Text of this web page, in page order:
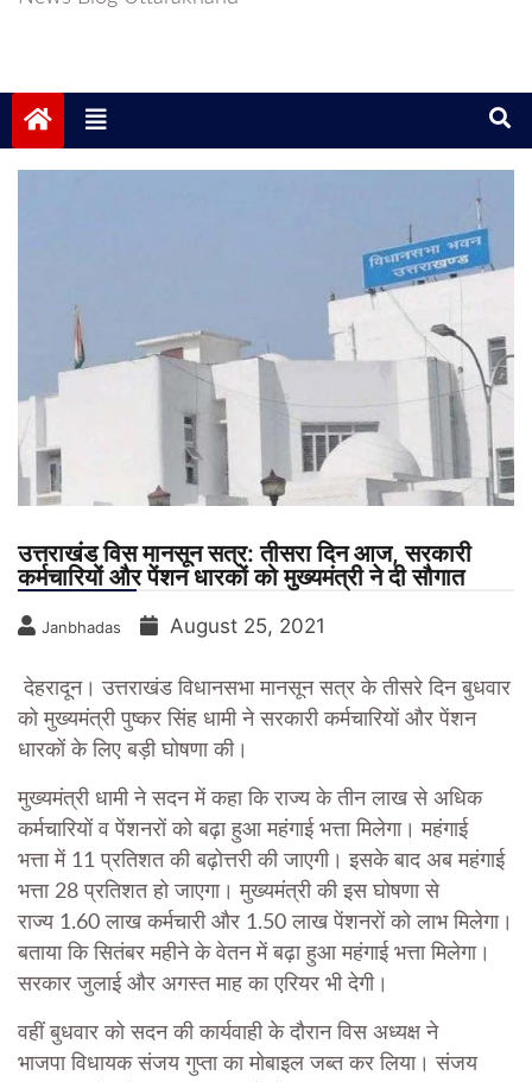
उत्तराखंड विस मानसून सत्र: तीसरा दिन आज, सरकारी
कर्मचारियों और पेंशन धारकों को मुख्यमंत्री ने दी सौगात
Janbhadas August 25, 2021
देहरादून। उत्तराखंड विधानसभा मानसून सत्र के तीसरे दिन बुधवार
को मुख्यमंत्री पुष्कर सिंह धामी ने सरकारी कर्मचारियों और पेंशन
धारकों के लिए बड़ी घोषणा की।
मुख्यमंत्री धामी ने सदन में कहा कि राज्य के तीन लाख से अधिक
कर्मचारियों व पेंशनरों को बढ़ा हुआ महंगाई भत्ता मिलेगा। महंगाई
भत्ता में 11 प्रतिशत की बढ़ोत्तरी की जाएगी। इसके बाद अब महंगाई
भत्ता 28 प्रतिशत हो जाएगा। मुख्यमंत्री की इस घोषणा से
राज्य 1.60 लाख कर्मचारी और 1.50 लाख पेंशनरों को लाभ मिलेगा।
बताया कि सितंबर महीने के वेतन में बढ़ा हुआ महंगाई भत्ता मिलेगा।
सरकार जुलाई और अगस्त माह का एरियर भी देगी।
वहीं बुधवार को सदन की कार्यवाही के दौरान विस अध्यक्ष ने
भाजपा विधायक संजय गुप्ता का मोबाइल जब्त कर लिया। संजय